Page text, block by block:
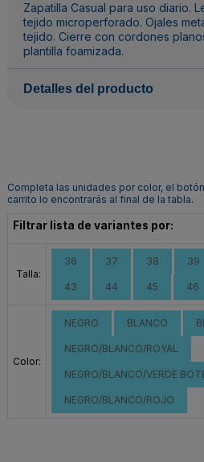
Zapatilla Casual para uso diario.
tejido microperforado. Ojales
tejido. Cierre con cordones
plantilla foamizada.
Detalles del producto
Completa las unidades por color, el
carrito lo encontrarás al final de la tabla.
Filtrar lista de variantes por:
Talla:
36 37 38 39
43 44 45 46
Color:
NEGRO BLANCO
NEGRO/BLANCO/ROYAL
NEGRO/BLANCO/VERDE
NEGRO/BLANCO/ROJO